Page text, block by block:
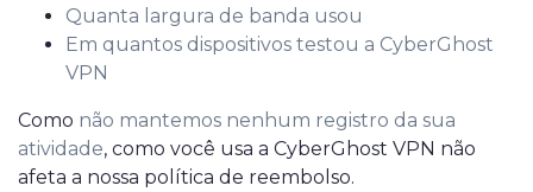
Quanta largura de banda usou
Em quantos dispositivos testou a CyberGhost
VPN
Como não mantemos nenhum registro da sua
atividade, como você usa a CyberGhost VPN não
afeta a nossa política de reembolso.